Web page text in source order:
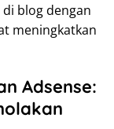
blog dengan
meningkatkan
Adsense: